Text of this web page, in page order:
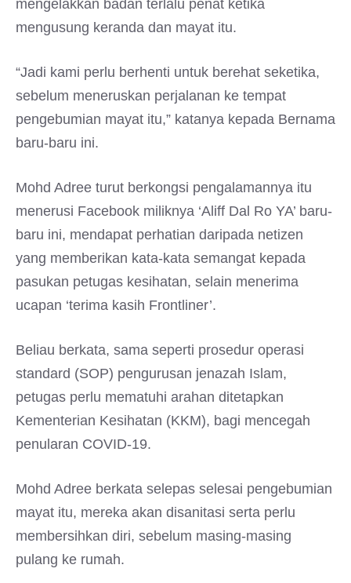
mengelakkan badan terlalu penat ketika
mengusung keranda dan mayat itu.
“Jadi kami perlu berhenti untuk berehat seketika,
sebelum meneruskan perjalanan ke tempat
pengebumian mayat itu,” katanya kepada Bernama
baru-baru ini.
Mohd Adree turut berkongsi pengalamannya itu
menerusi Facebook miliknya ‘Aliff Dal Ro YA’ baru-
baru ini, mendapat perhatian daripada netizen
yang memberikan kata-kata semangat kepada
pasukan petugas kesihatan, selain menerima
ucapan ‘terima kasih Frontliner’.
Beliau berkata, sama seperti prosedur operasi
standard (SOP) pengurusan jenazah Islam,
petugas perlu mematuhi arahan ditetapkan
Kementerian Kesihatan (KKM), bagi mencegah
penularan COVID-19.
Mohd Adree berkata selepas selesai pengebumian
mayat itu, mereka akan disanitasi serta perlu
membersihkan diri, sebelum masing-masing
pulang ke rumah.